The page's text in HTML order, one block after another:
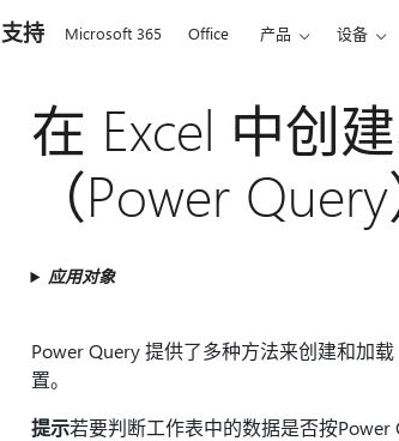
支持 Microsoft 365 Office 产品 设备
在 Excel 中创
（Power Query
应用对象
Power Query 提供了多种方法来创建和加
置。
提示若要判断工作表中的数据是否按